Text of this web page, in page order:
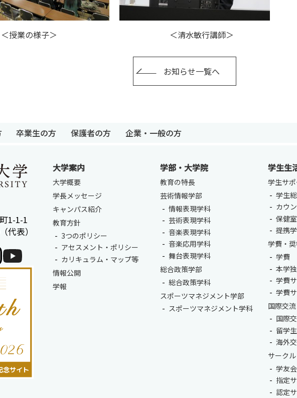
の様子＞ ＜清水敏行講師＞
お知らせ一覧へ
卒業生の方 保護者の方 企業・一般の方
1-1-1
代表）
大学案内
大学概要
学長メッセージ
キャンパス紹介
教育方針
3つのポリシー
アセスメント・ポリシー
カリキュラム・マップ等
情報公開
学報
学部・大学院
教育の特長
芸術情報学部
情報表現学科
芸術表現学科
音楽表現学科
音楽応用学科
舞台表現学科
総合政策学部
総合政策学科
スポーツマネジメント学部
スポーツマネジメント学科
学生生
学生サ
学生
カウ
保健室
提携
学費・
学費
本学
学費
学費
国際交流
国際
留学
海外
サークル
学友
指定
認定